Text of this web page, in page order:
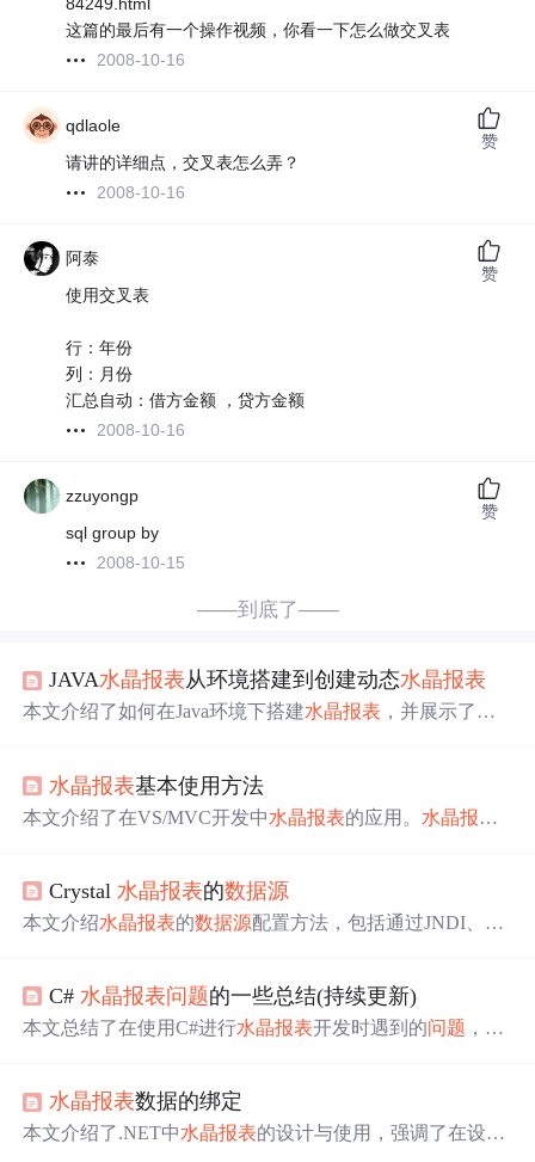
84249.html
这篇的最后有一个操作视频，你看一下怎么做交叉表
2008-10-16
qdlaole
请讲的详细点，交叉表怎么弄？
2008-10-16
赞
阿泰
使用交叉表
行：年份
列：月份
汇总自动：借方金额 ，贷方金额
2008-10-16
赞
zzuyongp
sql group by
2008-10-15
赞
——到底了——
JAVA水晶报表从环境搭建到创建动态水晶报表
本文介绍了如何在Java环境下搭建水晶报表 ，并展示了创
中动态绑定数据源和字段。文章提供了相关资源链接以帮
助理解报表制作和数据源匹配的重要性。
水晶报表基本使用方法
本文介绍了在VS/MVC开发中水晶报表的应用。 水晶报表
法，以及在CrystalReport中设置各部分、连接
控件等操作，最后在控制器输出。
Crystal 水晶报表的数据源
本文介绍水晶报表的数据源配置方法，包括通过JNDI、直
C# 水晶报表问题的一些总结(持续更新)
本文总结了在使用C#进行水晶报表开发时遇到的问题 ，包
源 、处理图片二进制数据、调整报表布局以及处理报表公
式错误等。
水晶报表数据的绑定
本文介绍了.NET中水晶报表的设计与使用，强调了在设计